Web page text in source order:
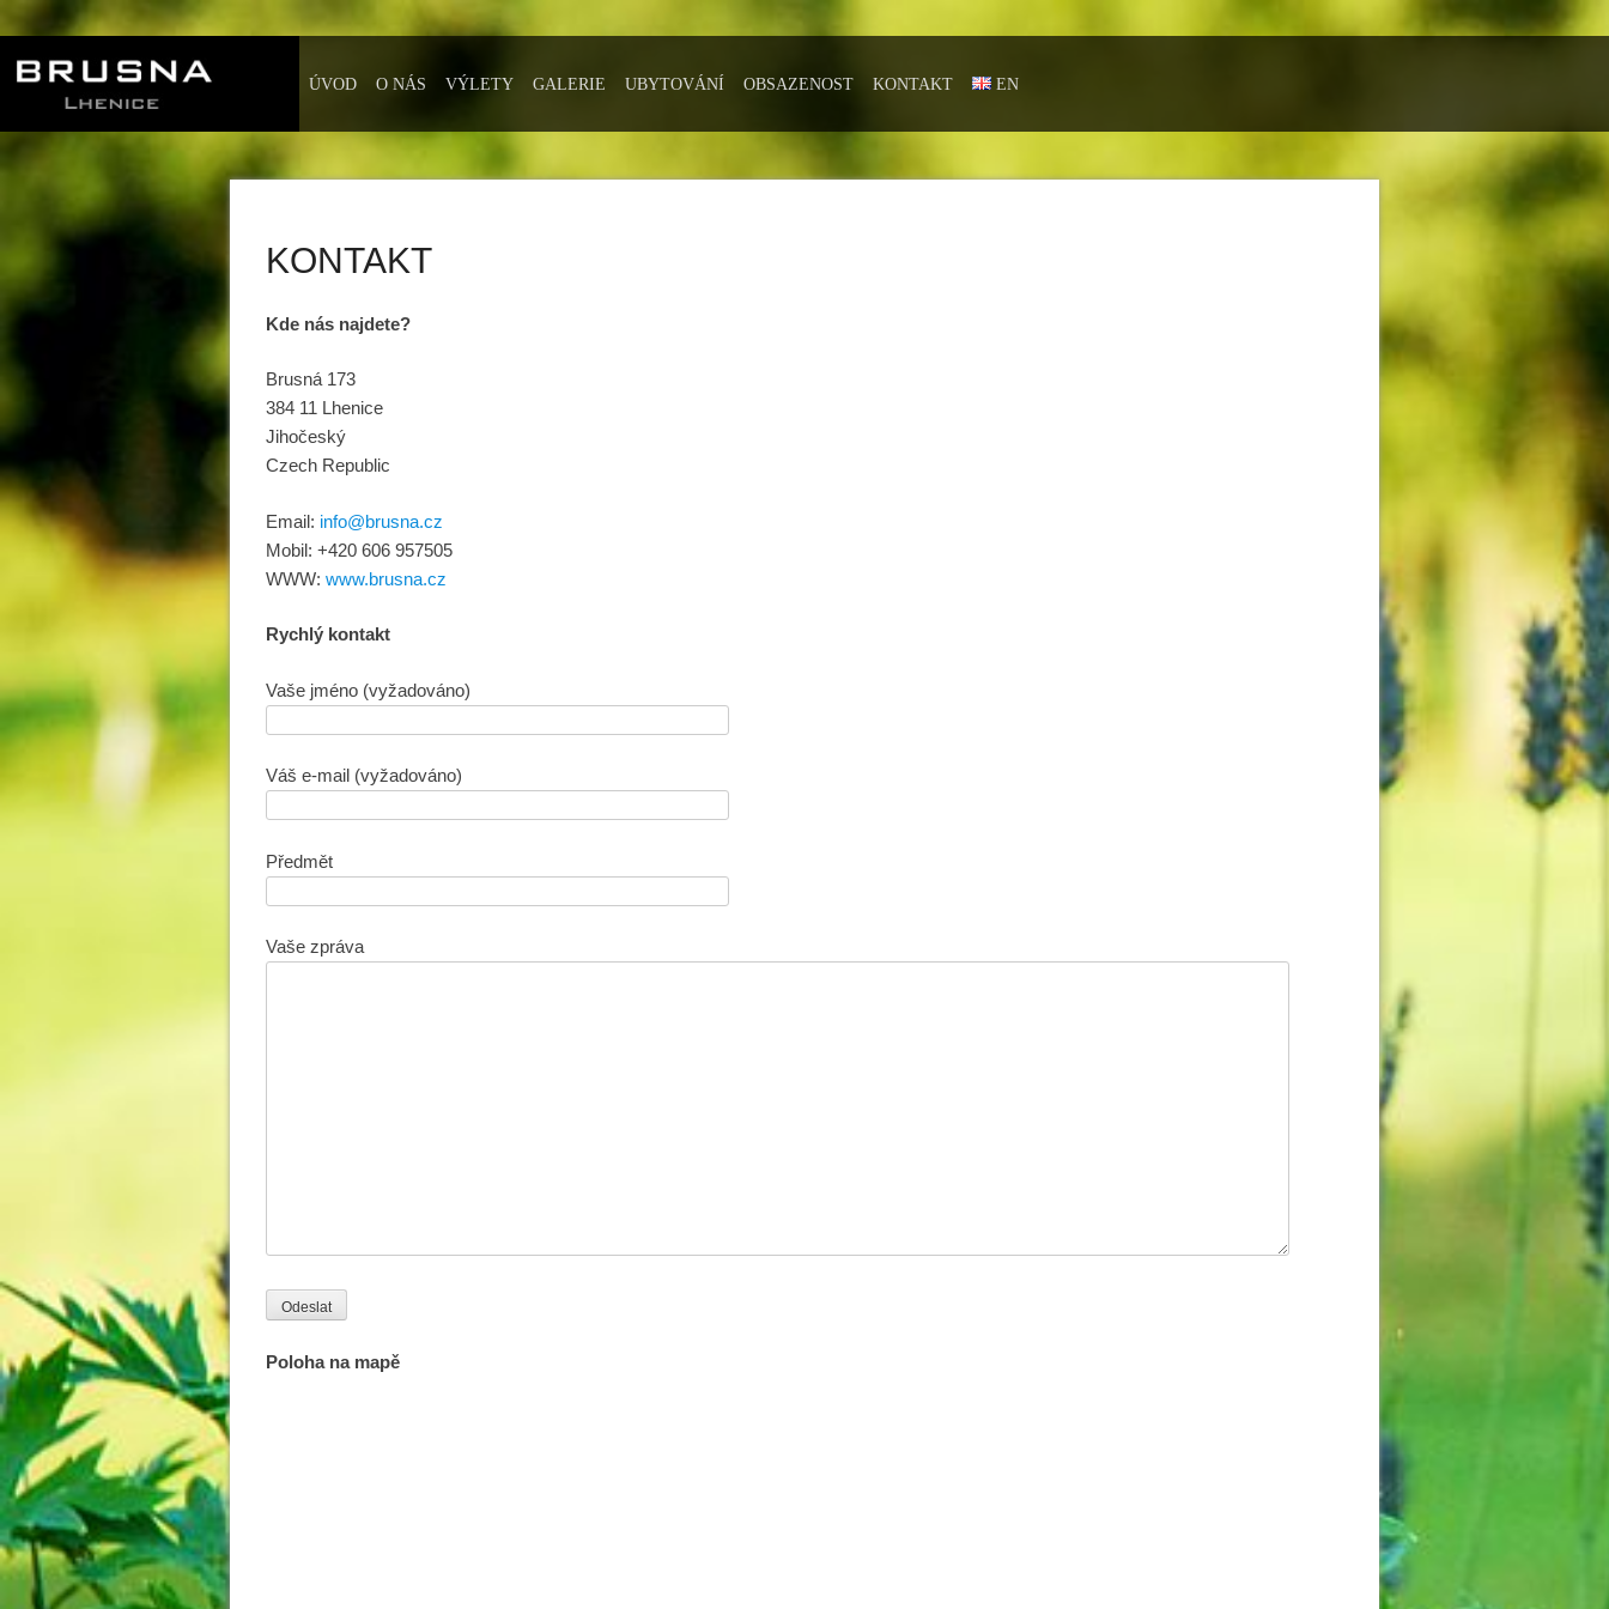
ÚVOD O NÁS VÝLETY GALERIE UBYTOVÁNÍ OBSAZENOST KONTAKT EN
KONTAKT
Kde nás najdete?
Brusná 173
384 11 Lhenice
Jihočeský
Czech Republic
Email: info@brusna.cz
Mobil: +420 606 957505
WWW: www.brusna.cz
Rychlý kontakt
Vaše jméno (vyžadováno)
Váš e-mail (vyžadováno)
Předmět
Vaše zpráva
Poloha na mapě